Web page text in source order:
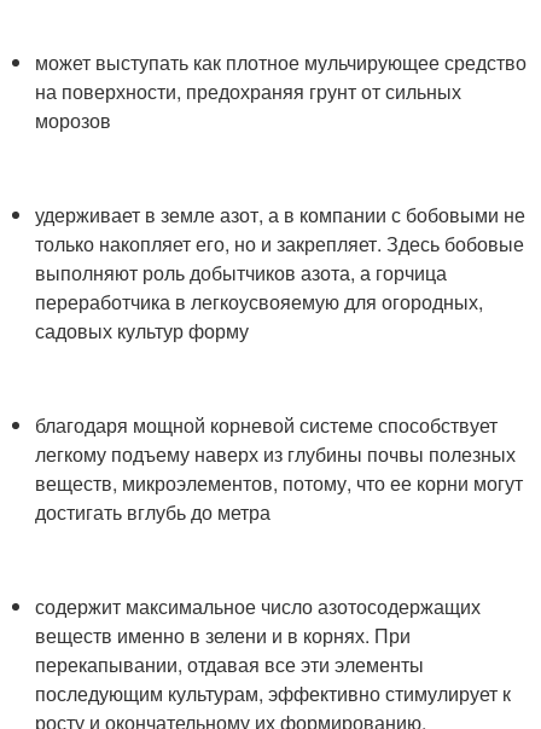
может выступать как плотное мульчирующее средство
на поверхности, предохраняя грунт от сильных
морозов
удерживает в земле азот, а в компании с бобовыми не
только накопляет его, но и закрепляет. Здесь бобовые
выполняют роль добытчиков азота, а горчица
переработчика в легкоусвояемую для огородных,
садовых культур форму
благодаря мощной корневой системе способствует
легкому подъему наверх из глубины почвы полезных
веществ, микроэлементов, потому, что ее корни могут
достигать вглубь до метра
содержит максимальное число азотосодержащих
веществ именно в зелени и в корнях. При
перекапывании, отдавая все эти элементы
последующим культурам, эффективно стимулирует к
росту и окончательному их формированию.